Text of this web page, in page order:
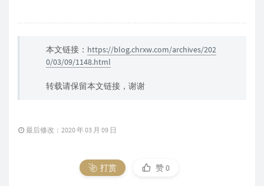
本文链接： https://blog.chrxw.com/archives/202
0/03/09/1148.html
转载请保留本文链接，谢谢
最后修改：2020 年 03 月 09 日
打赏 赞0